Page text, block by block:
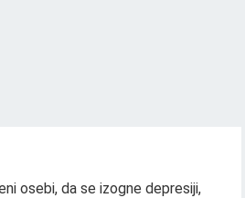
osebi, da se izogne ​​depresiji,